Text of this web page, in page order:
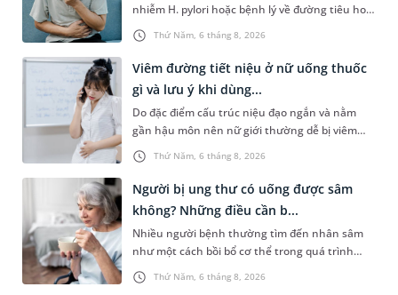
Thứ Năm, 6 tháng 8, 2026
nhiễm H. pylori hoặc bệnh lý về đường tiêu hoá
khác. Dựa theo nguyên nhân cụ thể, bác sĩ sẽ
cân nhắc chỉ định p...
Thứ Năm, 6 tháng 8, 2026
Viêm đường tiết niệu ở nữ uống thuốc
gì và lưu ý khi dùng...
Do đặc điểm cấu trúc niệu đạo ngắn và nằm
gần hậu môn nên nữ giới thường dễ bị viêm
đường tiết niệu hơn nam giới. Tùy theo nguyên
nhân, mức độ nhiễm trùng và...
Thứ Năm, 6 tháng 8, 2026
Người bị ung thư có uống được sâm
không? Những điều cần b...
Nhiều người bệnh thường tìm đến nhân sâm
như một cách bồi bổ cơ thể trong quá trình
điều trị ung thư. Tuy nhiên, câu hỏi người bị
ung thư có uống được sâm kh...